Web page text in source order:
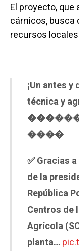
El proyecto,
cárnicos, busca
recursos
¡Un antes
técnica y
����
✅ Gracias
de la
República
Centros de
Agrícola
planta…